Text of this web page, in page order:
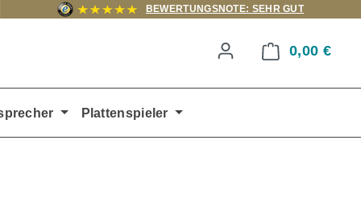
BEWERTUNGSNOTE: SEHR GUT
0,00 €
Plattenspieler